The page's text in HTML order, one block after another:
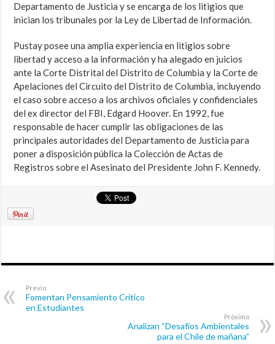
Departamento de Justicia y se encarga de los litigios que
inician los tribunales por la Ley de Libertad de Información.
Pustay posee una amplia experiencia en litigios sobre
libertad y acceso a la información y ha alegado en juicios
ante la Corte Distrital del Distrito de Columbia y la Corte de
Apelaciones del Circuito del Distrito de Columbia, incluyendo
el caso sobre acceso a los archivos oficiales y confidenciales
del ex director del FBI, Edgard Hoover. En 1992, fue
responsable de hacer cumplir las obligaciones de las
principales autoridades del Departamento de Justicia para
poner a disposición pública la Colección de Actas de
Registros sobre el Asesinato del Presidente John F. Kennedy.
Previo
Fomentan Pensamiento Crítico
en Estudiantes
Próximo
Analizan “Desafíos Ambientales
para el Chile de mañana”